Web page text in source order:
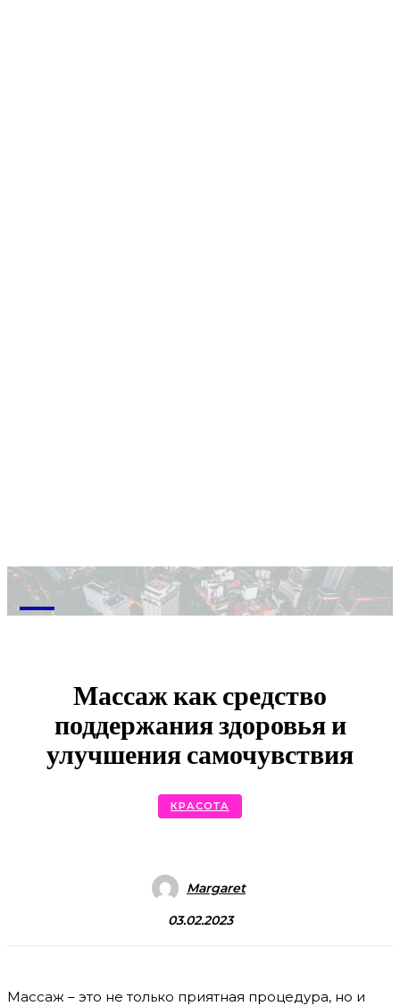
M
Массаж как средство
поддержания здоровья и
улучшения самочувствия
КРАСОТА
Margaret
03.02.2023
Массаж – это не только приятная процедура, но и